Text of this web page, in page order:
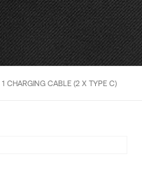
CHARGING CABLE (2 X TYPE C)